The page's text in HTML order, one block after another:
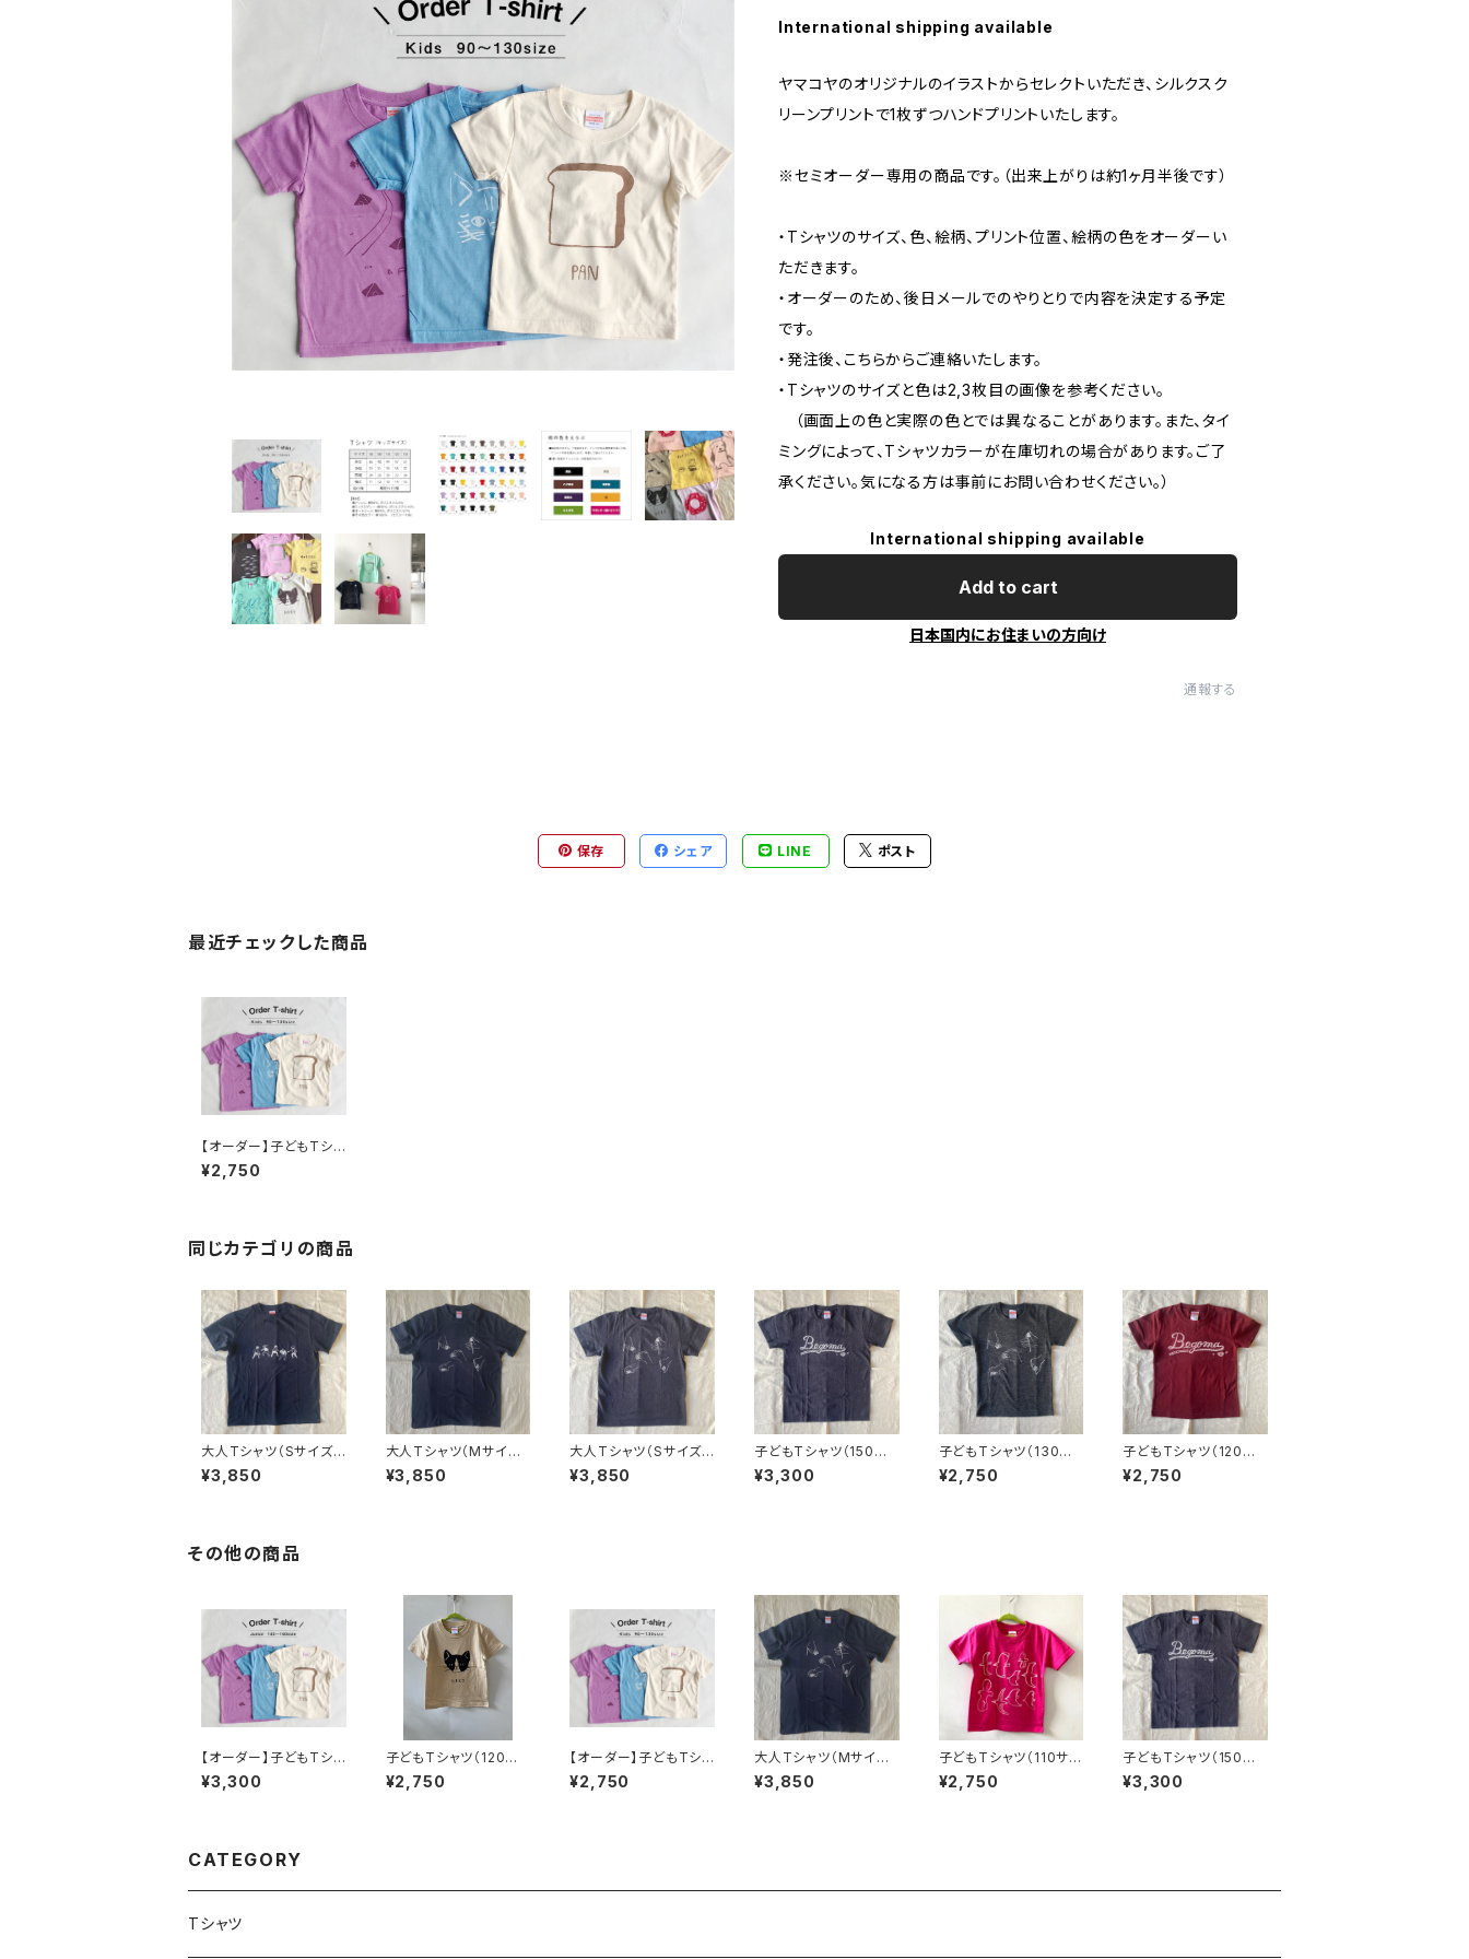
International shipping available
ヤマコヤのオリジナルのイラストからセレクトいただき、シルクスク
リーンプリントで1枚ずつハンドプリントいたします。
※セミオーダー専用の商品です。（出来上がりは約1ヶ月半後です）
・Tシャツのサイズ、色、絵柄、プリント位置、絵柄の色をオーダーい
ただきます。
・オーダーのため、後日メールでのやりとりで内容を決定する予定
です。
・発注後、こちらからご連絡いたします。
・Tシャツのサイズと色は2,3枚目の画像を参考ください。
（画面上の色と実際の色とでは異なることがあります。また、タイ
ミングによって、Tシャツカラーが在庫切れの場合があります。ご了
承ください。気になる方は事前にお問い合わせください。）
International shipping available
Add to cart
日本国内にお住まいの方向け
通報する
保存 シェア LINE ポスト
最近チェックした商品
【オーダー】子どもTシャ
ツ（キッズサイズ90〜13
0）
¥2,750
同じカテゴリの商品
大人Tシャツ（Sサイズ）
【ベーゴマ】
¥3,850
大人Tシャツ（Mサイズ）
【ベーゴマ】
¥3,850
大人Tシャツ（Sサイズ）
【ベーゴマ】
¥3,850
子どもTシャツ（150サ
イズ）【ベーゴマ】
¥3,300
子どもTシャツ（130サ
イズ）【ベーゴマ】
¥2,750
子どもTシャツ（120サ
イズ）【ベーゴマ】
¥2,750
その他の商品
【オーダー】子どもTシャ
ツ（ジュニアサイズ14
0〜160）
¥3,300
子どもTシャツ（120サ
イズ）【ネコ ハチワレ】
¥2,750
【オーダー】子どもTシャ
ツ（キッズサイズ90〜13
0）
¥2,750
大人Tシャツ（Mサイズ）
【ベーゴマ】
¥3,850
子どもTシャツ（110サイ
ズ）【トリドリ】
¥2,750
子どもTシャツ（150サ
イズ）【ベーゴマ】
¥3,300
CATEGORY
Tシャツ